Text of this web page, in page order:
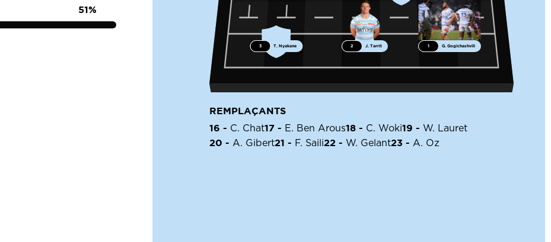
51%
1 G. Gogichashvili
2 J. Tarrit
3 T. Nyakane
REMPLAÇANTS
16 - C. Chat17 - E. Ben Arous18 - C. Woki19 - W. Lauret
20 - A. Gibert21 - F. Saili22 - W. Gelant23 - A. Oz